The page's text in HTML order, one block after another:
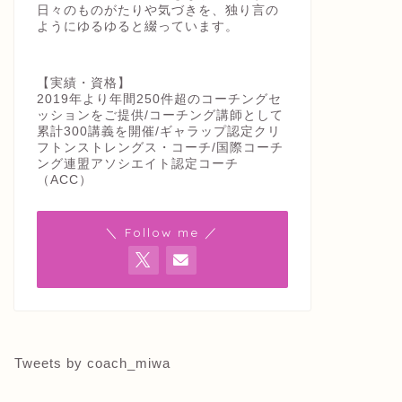
日々のものがたりや気づきを、独り言の
ようにゆるゆると綴っています。
【実績・資格】
2019年より年間250件超のコーチングセ
ッションをご提供/コーチング講師として
累計300講義を開催/ギャラップ認定クリ
フトンストレングス・コーチ/国際コーチ
ング連盟アソシエイト認定コーチ
（ACC）
＼ Follow me ／
Tweets by coach_miwa